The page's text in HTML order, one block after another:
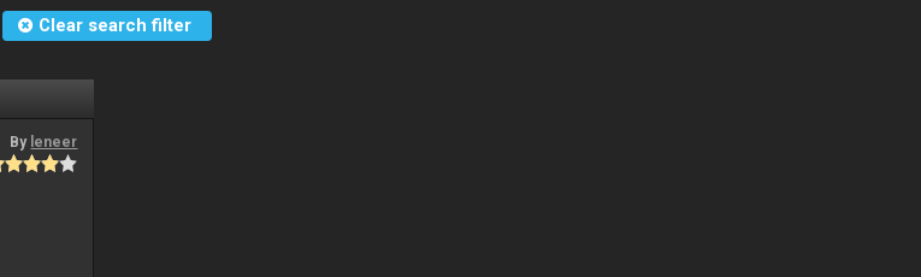
Clear search filter
By leneer